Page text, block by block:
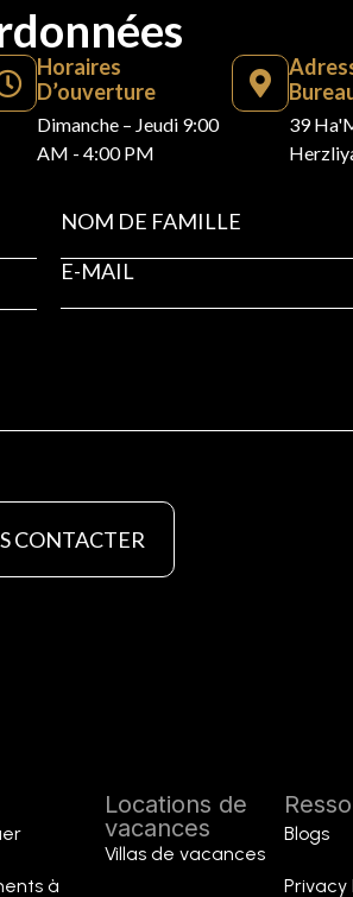
Horaires
D’ouverture
Dimanche – Jeudi 9:00
AM - 4:00 PM
39
CONTACTER
à
Locations de
vacances
Villas de vacances
Blogs
Privacy